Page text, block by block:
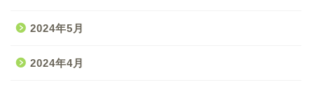
2024年5月
2024年4月